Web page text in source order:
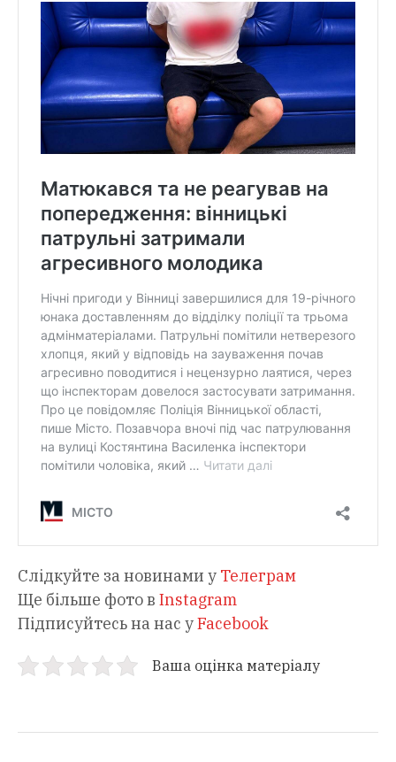
Слідкуйте за новинами у Телеграм
Ще більше фото в Instagram
Підписуйтесь на нас уFacebook
Ваша оцінка матеріалу